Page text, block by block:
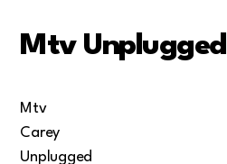
Mtv Unplugged
Mtv
Carey
Unplugged